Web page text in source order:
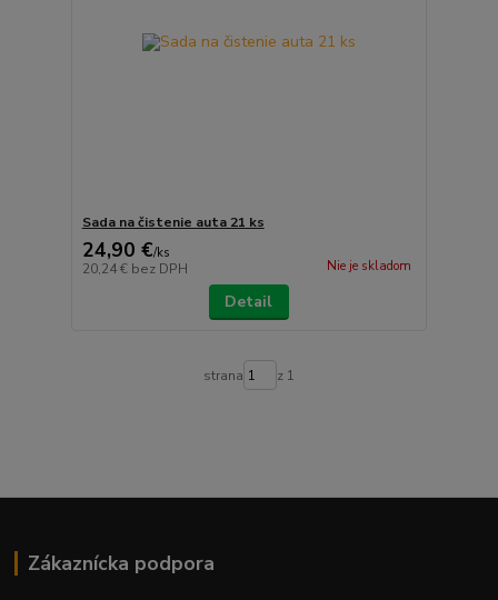
Sada na čistenie auta 21 ks
24,90 €/ks
20,24 € bez DPH Nie je skladom
Detail
strana z 1
Zákaznícka podpora